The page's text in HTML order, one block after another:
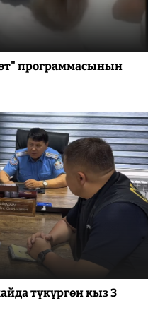
программасынын
түкүргөн кыз 3